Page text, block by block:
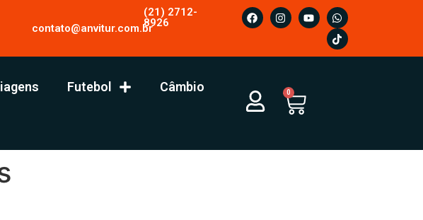
contato@anvitur.com.br
(21) 2712-
8926
Futebol Câmbio 0